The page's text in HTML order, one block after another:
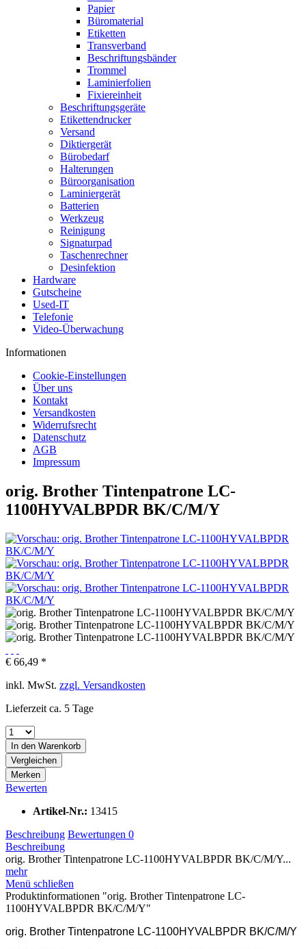
Papier
Büromaterial
Etiketten
Transverband
Beschriftungsbänder
Trommel
Laminierfolien
Fixiereinheit
Beschriftungsgeräte
Etikettendrucker
Versand
Diktiergerät
Bürobedarf
Halterungen
Büroorganisation
Laminiergerät
Batterien
Werkzeug
Reinigung
Signaturpad
Taschenrechner
Desinfektion
Hardware
Gutscheine
Used-IT
Telefonie
Video-Überwachung
Informationen
Cookie-Einstellungen
Über uns
Kontakt
Versandkosten
Widerrufsrecht
Datenschutz
AGB
Impressum
orig. Brother Tintenpatrone LC-
1100HYVALBPDR BK/C/M/Y
€ 66,49 *
inkl. MwSt. zzgl. Versandkosten
Lieferzeit ca. 5 Tage
In den Warenkorb
Vergleichen
Merken
Bewerten
Artikel-Nr.: 13415
Beschreibung Bewertungen 0
Beschreibung
orig. Brother Tintenpatrone LC-1100HYVALBPDR BK/C/M/Y...
mehr
Menü schließen
Produktinformationen "orig. Brother Tintenpatrone LC-
1100HYVALBPDR BK/C/M/Y"
orig. Brother Tintenpatrone LC-1100HYVALBPDR BK/C/M/Y